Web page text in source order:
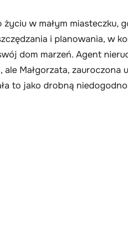
życiu w małym miasteczku,
i planowania, w
dom marzeń. Agent
Małgorzata, zauroczona
to jako drobną